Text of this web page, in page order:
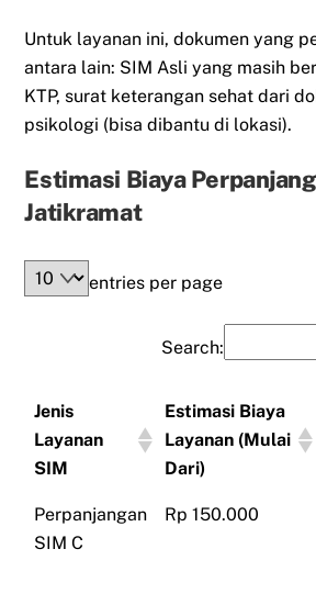
Untuk layanan ini, dokumen yang
antara lain: SIM Asli yang masih
KTP, surat keterangan sehat dari
psikologi (bisa dibantu di lokasi).
Estimasi Biaya
Jatikramat
entries per page
Search:
Jenis
Layanan
SIM
Estimasi Biaya
Layanan (Mulai
Dari)
Perpanjangan
SIM C
Rp 150.000